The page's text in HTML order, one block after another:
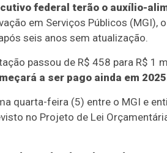
federal terão o auxílio-
em Serviços Públicos
seis anos sem atualização.
passou de R$ 458 para R$ 1
a ser pago ainda em
quarta-feira (5) entre o MGI e
no Projeto de Lei